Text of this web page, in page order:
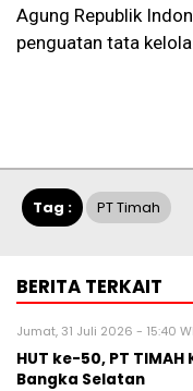
Agung Republik
penguatan tata
Tag : PT Timah
BERITA TERKAIT
Jumat, 31 Juli 2026 - 15:40
HUT ke-50, PT
Bangka Selatan